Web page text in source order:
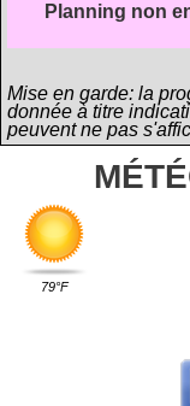
Planning non
Mise en garde: la
donnée à titre
peuvent ne pas
79°F